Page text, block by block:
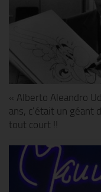
« Alberto Aleandro
ans, c’était un géant
tout court !!